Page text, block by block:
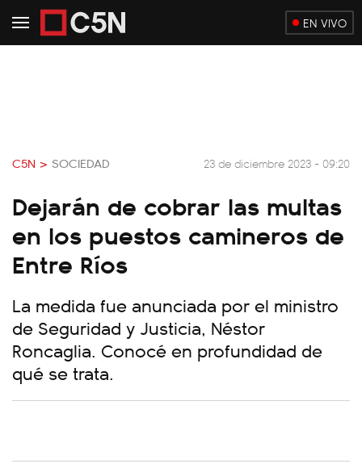
EN VIVO
C5N > SOCIEDAD 23 de diciembre 2023 - 09:20
Dejarán de cobrar las multas
en los puestos camineros de
Entre Ríos
La medida fue anunciada por el ministro
de Seguridad y Justicia, Néstor
Roncaglia. Conocé en profundidad de
qué se trata.